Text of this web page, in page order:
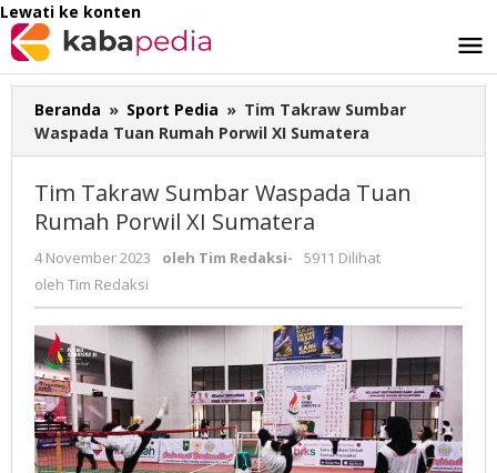
Lewati ke konten
Beranda » Sport Pedia » Tim Takraw Sumbar
Waspada Tuan Rumah Porwil XI Sumatera
Tim Takraw Sumbar Waspada Tuan
Rumah Porwil XI Sumatera
4 November 2023 oleh Tim Redaksi-
5911 Dilihat
oleh Tim Redaksi